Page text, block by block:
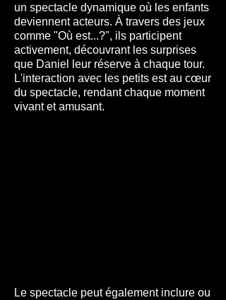
un spectacle dynamique où les enfants
deviennent acteurs. À travers des jeux
comme "Où est...?", ils participent
activement, découvrant les surprises
que Daniel leur réserve à chaque tour.
L'interaction avec les petits est au cœur
du spectacle, rendant chaque moment
vivant et amusant.
Le spectacle peut également inclure ou